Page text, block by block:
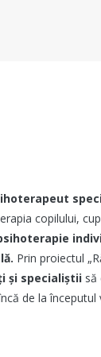
copilului,
Prin proiectul
și specialiștii să
de la începutul